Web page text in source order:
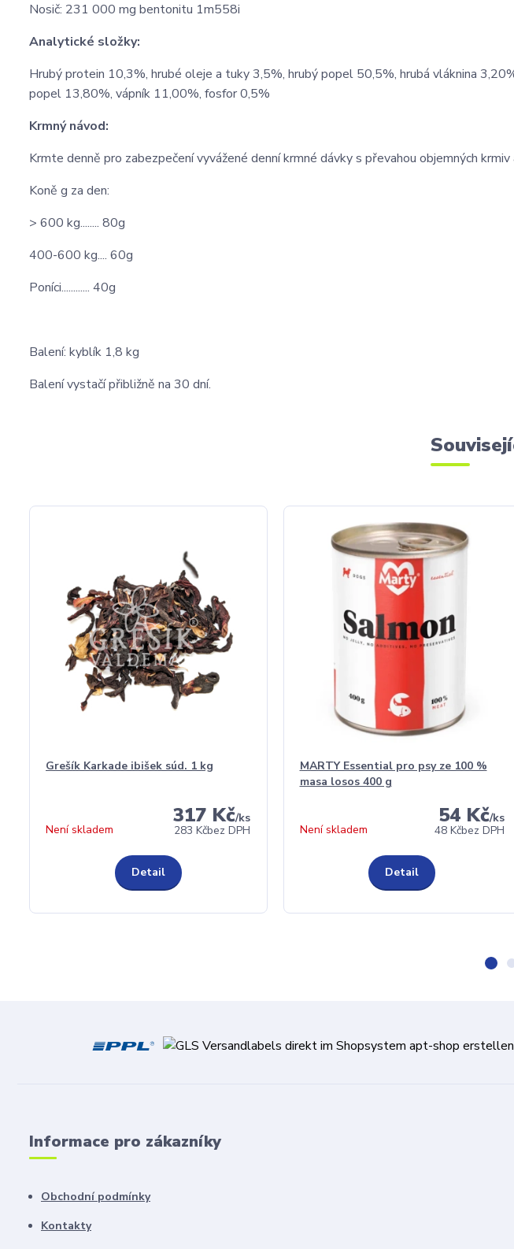
Nosič: 231 000 mg bentonitu 1m558i
Analytické složky:
Hrubý protein 10,3%, hrubé oleje a tuky 3,5%, hrubý popel 50,5%, hrubá vláknina
popel 13,80%, vápník 11,00%, fosfor 0,5%
Krmný návod:
Krmte denně pro zabezpečení vyvážené denní krmné dávky s převahou objemných
Koně g za den:
> 600 kg........ 80g
400-600 kg.... 60g
Poníci............ 40g
Balení: kyblík 1,8 kg
Balení vystačí přibližně na 30 dní.
Grešík Karkade ibišek súd. 1 kg
317 Kč/ks
283 Kčbez DPH
Není skladem
Detail
MARTY Essential pro psy ze 100 %
masa losos 400 g
54 Kč/ks
48 Kčbez DPH
Není skladem
Detail
Informace pro zákazníky
Obchodní podmínky
Kontakty